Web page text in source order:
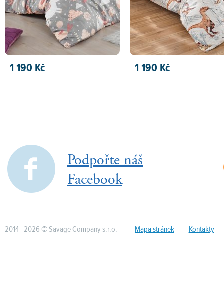
1 190 Kč 1 190 Kč
Podpořte náš
Facebook
2014 - 2026 © Savage Company s.r.o. Mapa stránek Kontakty